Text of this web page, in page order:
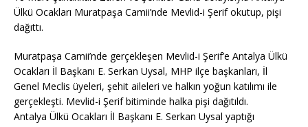
Ülkü Ocakları Muratpaşa Camii’nde Mevlid-i Şerif okutup, pişi
dağıttı.
Muratpaşa Camii’nde gerçekleşen Mevlid-i Şerif’e Antalya Ülkü
Ocakları İl Başkanı E. Serkan Uysal, MHP ilçe başkanları, İl
Genel Meclis üyeleri, şehit aileleri ve halkın yoğun katılımı ile
gerçekleşti. Mevlid-i Şerif bitiminde halka pişi dağıtıldı.
Antalya Ülkü Ocakları İl Başkanı E. Serkan Uysal yaptığı